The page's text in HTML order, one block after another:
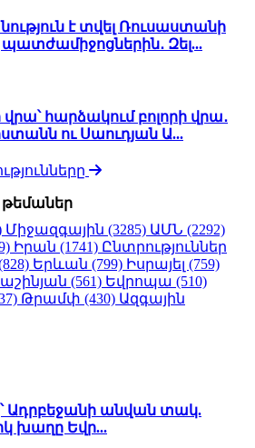
է տվել Ռուսաստանի
Զել...
հարձակում բոլորի վրա․
ու Սաուդյան Ա...
Միջազգային (3285) ԱՄՆ (2292)
Իրան (1741) Ընտրություններ
Երևան (799) Իսրայել (759)
(561) Եվրոպա (510)
Թրամփ (430) Ազգային
Ադրբեջանի անվան տակ.
խաղը Եվր...